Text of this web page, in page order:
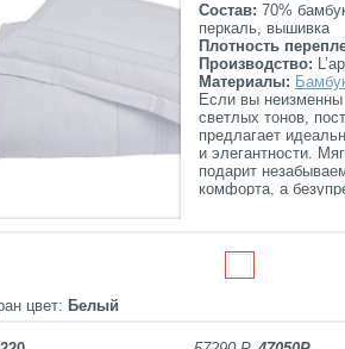
Состав: 70%
перкаль, вышивка
Плотность
Производство:
Материалы:
Если вы
светлых тонов,
предлагает
и элегантности.
подарит
комфорта, а
простыни,
цвет: Белый